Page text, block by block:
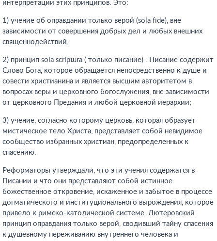
интерпретации этих принципов. Это:
1) учение об оправдании только верой (sola fide), вне
зависимости от совершения добрых дел и любых внешних
священнодействий;
2) принцип sola scriptura ( только писание) : Писание содержит
Слово Бога, которое обращается непосредственно к душе и
совести христианина и является высшим авторитетом в
вопросах веры и церковного богослужения, вне зависимости
от церковного Предания и любой церковной иерархии;
3) учение, согласно которому церковь, которая образует
мистическое тело Христа, представляет собой невидимое
сообщество избранных христиан, предопределенных к
спасению.
Реформаторы утверждали, что эти учения содержатся в
Писании и что они представляют собой истинное
божественное откровение, искаженное и забытое в процессе
догматического и институционального вырождения, которое
привело к римско-католической системе. Лютеровский
принцип оправдания только верой, сводивший тайну спасения
к душевному переживанию внутреннего человека и